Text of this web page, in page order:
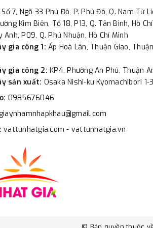
Số 7, Ngõ 33 Phú Đô, P. Phú Đô, Q. Nam Từ
Kim Biên, Tổ 18, P13, Q. Tân Bình, Hồ
Anh, P09, Q. Phú Nhuận, Hồ Chí Minh
gia công 1: Ấp Hoà Lân, Thuận Giao,
gia công 2: KP4, Phường An Phú, Thuận
sản xuất: Osaka Nishi-ku Kyomachibori 1-
0985676046
vattunhatgia.com - vattunhatgia.vn